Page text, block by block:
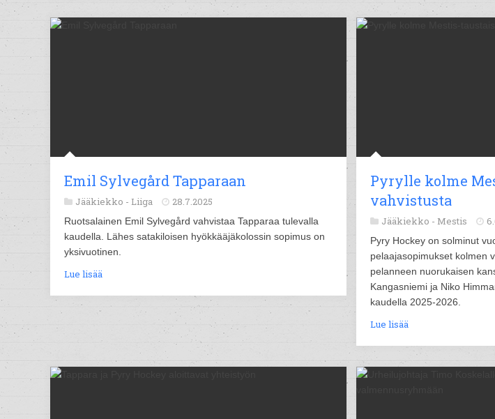
Emil Sylvegård Tapparaan
Jääkiekko - Liiga 28.7.2025
Ruotsalainen Emil Sylvegård vahvistaa Tapparaa tulevalla
kaudella. Lähes satakiloisen hyökkääjäkolossin sopimus on
yksivuotinen.
Lue lisää
Pyrylle kolme
vahvistusta
Jääkiekko - Mestis
Pyry Hockey on solminut
pelaajasopimukset kolmen
pelanneen nuorukaisen
Kangasniemi ja Niko
kaudella 2025-2026.
Lue lisää